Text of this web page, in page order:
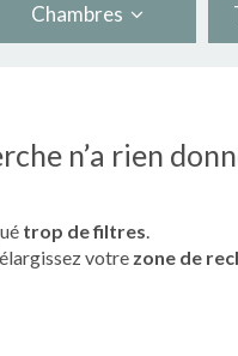
Chambres
n’a rien
trop de filtres.
votre zone de